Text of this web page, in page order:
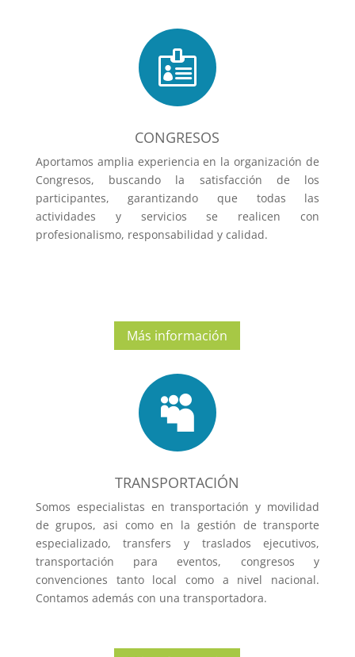

CONGRESOS
Aportamos amplia experiencia en la organización de
Congresos, buscando la satisfacción de los
participantes, garantizando que todas las
actividades y servicios se realicen con
profesionalismo, responsabilidad y calidad.
Más información

TRANSPORTACIÓN
Somos especialistas en transportación y movilidad
de grupos, asi como en la gestión de transporte
especializado, transfers y traslados ejecutivos,
transportación para eventos, congresos y
convenciones tanto local como a nivel nacional.
Contamos además con una transportadora.